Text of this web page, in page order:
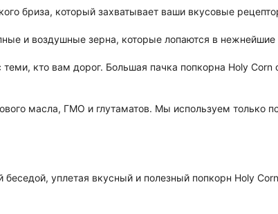
бриза, который захватывает ваши вкусовые
и воздушные зерна, которые лопаются в нежнейшие
кто вам дорог. Большая пачка попкорна Holy
масла, ГМО и глутаматов. Мы используем только
уплетая вкусный и полезный попкорн Holy